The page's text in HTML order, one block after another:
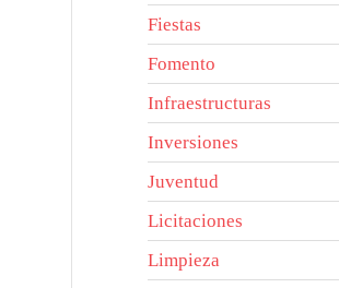
Fiestas
Fomento
Infraestructuras
Inversiones
Juventud
Licitaciones
Limpieza